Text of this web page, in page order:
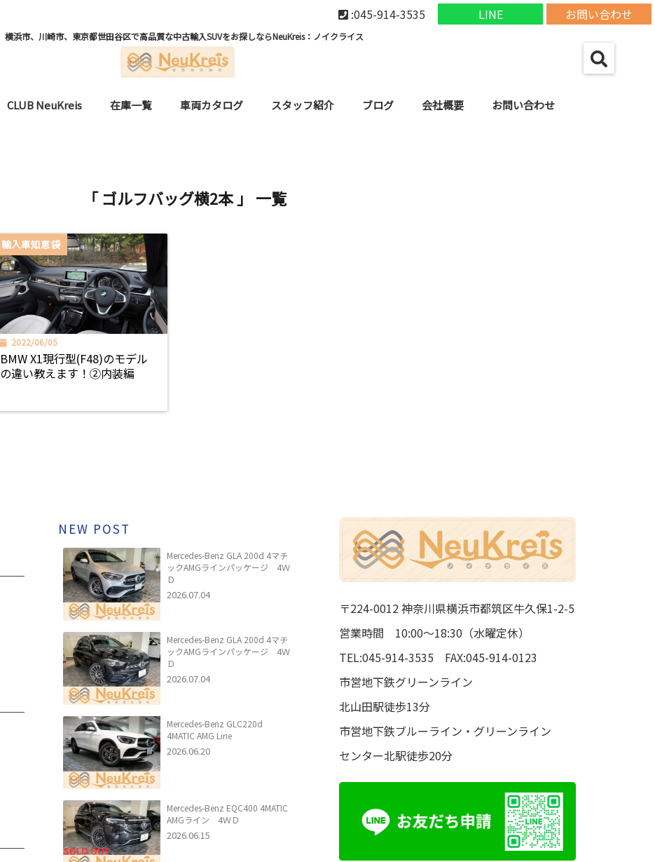
お問い合わせ
LINE
:045-914-3535
横浜市、川崎市、東京都世田谷区で高品質な中古輸入SUVをお探しならNeuKreis：ノイクライス
CLUB NeuKreis 在庫一覧 車両カタログ スタッフ紹介 ブログ 会社概要 お問い合わせ
「 ゴルフバッグ横2本 」 一覧
輸入車知恵袋
2022/06/05
BMW X1現行型(F48)のモデル
の違い教えます！②内装編
NEW POST
Mercedes-Benz GLA 200d 4マチ
ックAMGラインパッケージ 4Ｗ
Ｄ
2026.07.04
Mercedes-Benz GLA 200d 4マチ
ックAMGラインパッケージ 4Ｗ
Ｄ
2026.07.04
Mercedes-Benz GLC220d
4MATIC AMG Line
2026.06.20
Mercedes-Benz EQC400 4MATIC
AMGライン 4ＷＤ
2026.06.15
〒224-0012 神奈川県横浜市都筑区牛久保1-2-5
営業時間 10:00～18:30（水曜定休）
TEL:045-914-3535 FAX:045-914-0123
市営地下鉄グリーンライン
北山田駅徒歩13分
市営地下鉄ブルーライン・グリーンライン
センター北駅徒歩20分